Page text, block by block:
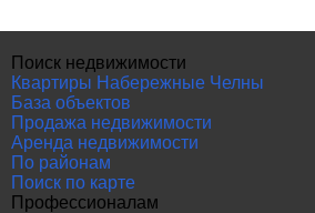
Поиск недвижимости
Квартиры Набережные Челны
База объектов
Продажа недвижимости
Аренда недвижимости
По районам
Поиск по карте
Профессионалам